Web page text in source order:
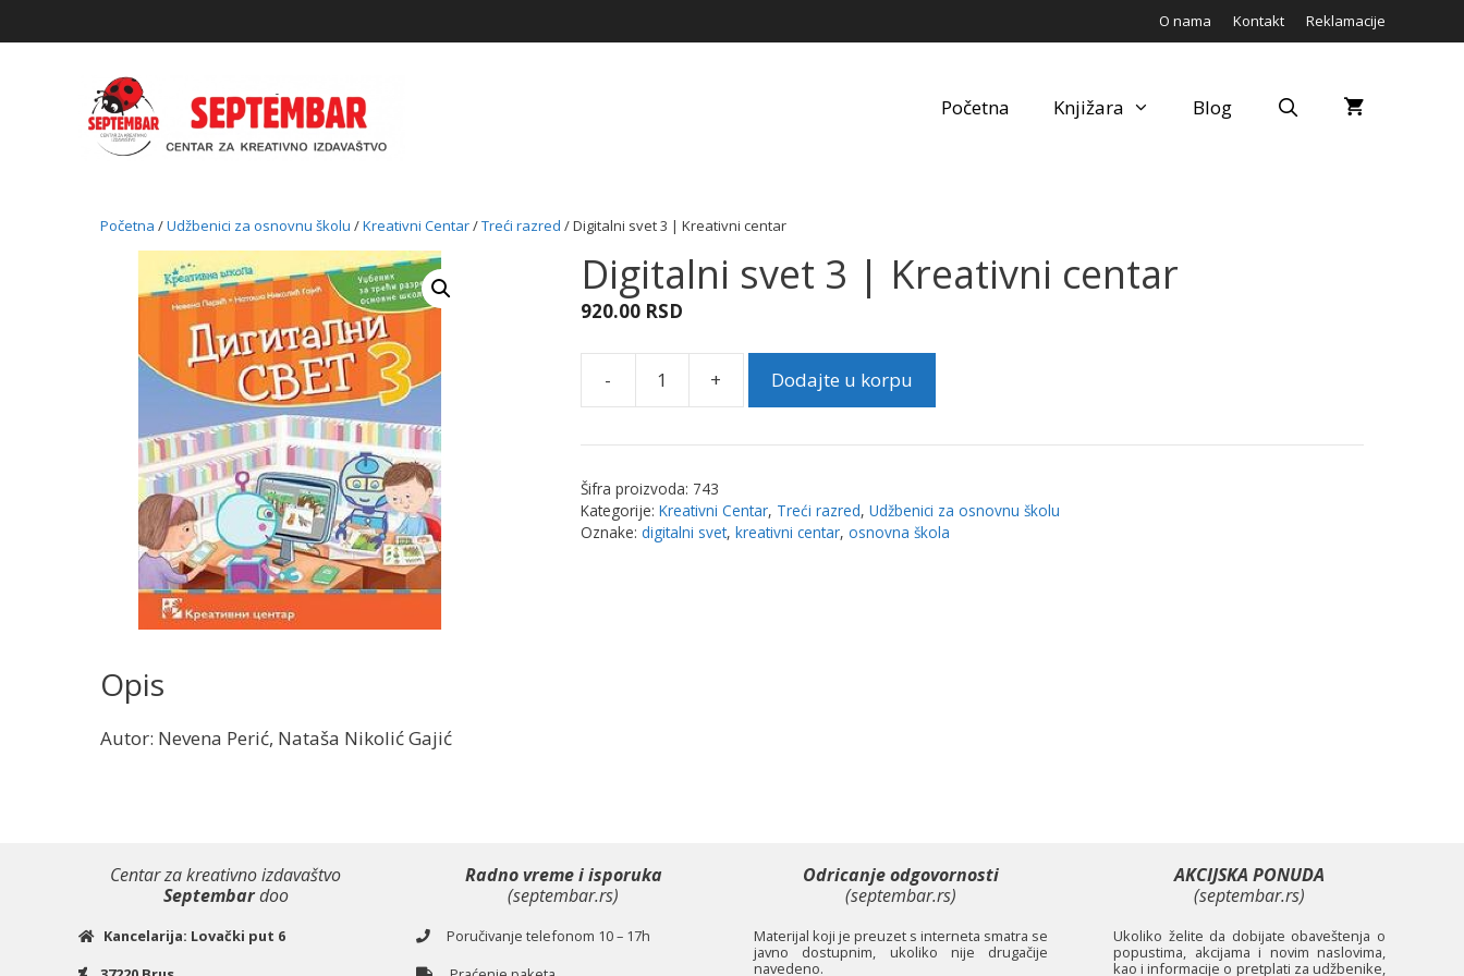
to
O nama Kontakt Reklamacije
Početna Knjižara Blog
Početna /Udžbenici za osnovnu školu /Kreativni Centar/Treći razred / Digitalni svet 3 | Kreativni centar
Digitalni svet 3 | Kreativni centar
920.00 RSD
-
Digitalni
3
Kreativni
centar
+ Dodajte u korpu
Šifra proizvoda: 743
Kategorije: Kreativni Centar, Treći razred, Udžbenici za osnovnu školu
Oznake: digitalni svet, kreativni centar, osnovna škola
Opis
Autor: Nevena Perić, Nataša Nikolić Gajić
Centar za kreativno izdavaštvo
Septembardoo
Kancelarija: Lovački put 6
Radno vreme i isporuka
(septembar.rs)
Poručivanje telefonom 10 – 17h
Odricanje odgovornosti
(septembar.rs)
Materijal koji je preuzet s interneta smatra se
javno dostupnim, ukoliko nije drugačije
navedeno.
AKCIJSKA PONUDA
(septembar.rs)
Ukoliko želite da dobijate obaveštenja o
popustima, akcijama i novim naslovima,
kao i informacije o pretplati za udžbenike,